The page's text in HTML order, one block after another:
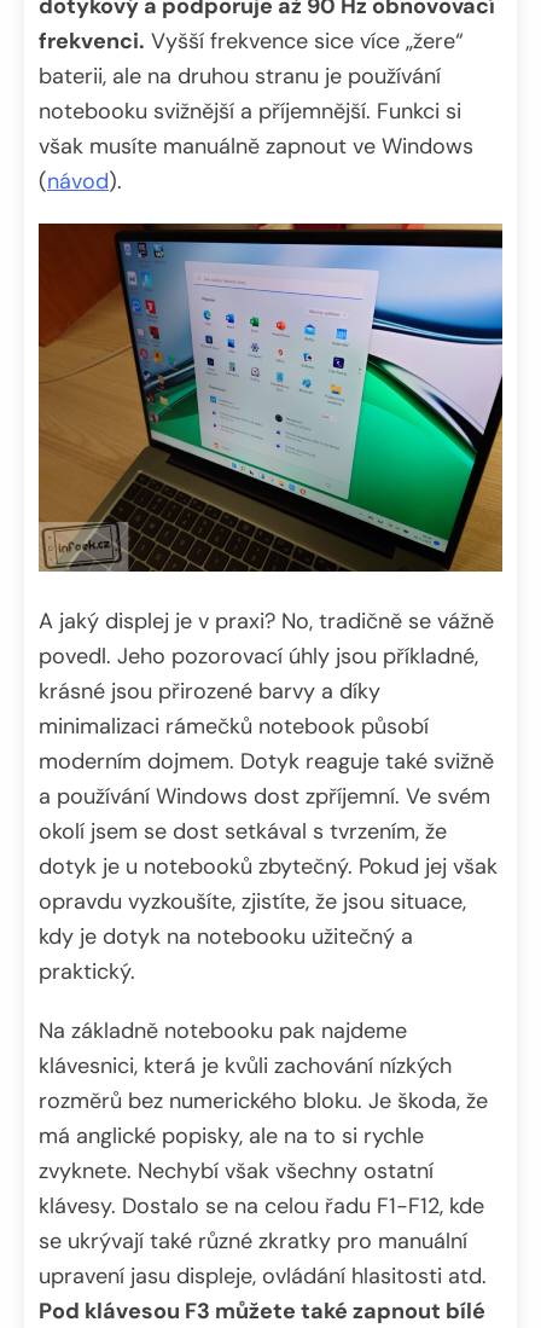
dotykový a podporuje až 90 Hz obnovovací
frekvenci. Vyšší frekvence sice více „žere“
baterii, ale na druhou stranu je používání
notebooku svižnější a příjemnější. Funkci si
však musíte manuálně zapnout ve Windows
(návod).
A jaký displej je v praxi? No, tradičně se vážně
povedl. Jeho pozorovací úhly jsou příkladné,
krásné jsou přirozené barvy a díky
minimalizaci rámečků notebook působí
moderním dojmem. Dotyk reaguje také svižně
a používání Windows dost zpříjemní. Ve svém
okolí jsem se dost setkával s tvrzením, že
dotyk je u notebooků zbytečný. Pokud jej však
opravdu vyzkoušíte, zjistíte, že jsou situace,
kdy je dotyk na notebooku užitečný a
praktický.
Na základně notebooku pak najdeme
klávesnici, která je kvůli zachování nízkých
rozměrů bez numerického bloku. Je škoda, že
má anglické popisky, ale na to si rychle
zvyknete. Nechybí však všechny ostatní
klávesy. Dostalo se na celou řadu F1-F12, kde
se ukrývají také různé zkratky pro manuální
upravení jasu displeje, ovládání hlasitosti atd.
Pod klávesou F3 můžete také zapnout bílé